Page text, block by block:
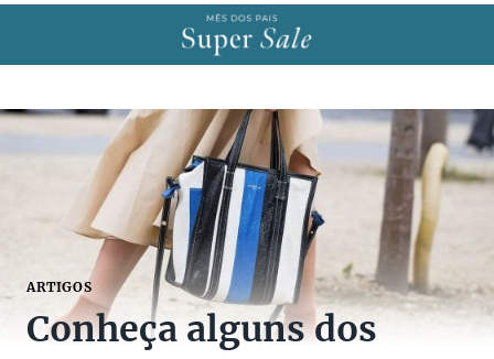
ARTIGOS
Conheça alguns dos